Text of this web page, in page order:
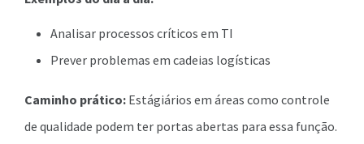
Analisar processos críticos em TI
Prever problemas em cadeias logísticas
Caminho prático: Estágiários em áreas como controle
de qualidade podem ter portas abertas para essa função.